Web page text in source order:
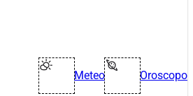
Meteo Oroscopo